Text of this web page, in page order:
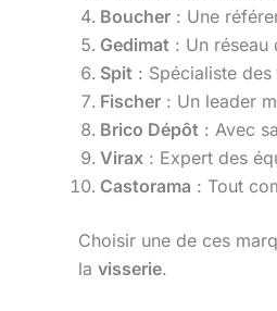
Boucher : Une
Gedimat : Un réseau
Spit : Spécialiste
Fischer : Un leader
Brico Dépôt : Avec
Virax : Expert des
Castorama : Tout
Choisir une de ces
la visserie.